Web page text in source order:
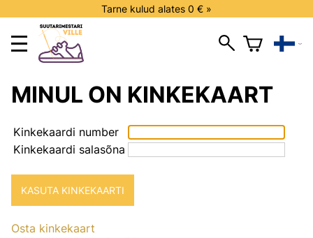
Tarne kulud alates 0 € »
MINUL ON KINKEKAART
Kinkekaardi number
Kinkekaardi salasõna
Osta kinkekaart